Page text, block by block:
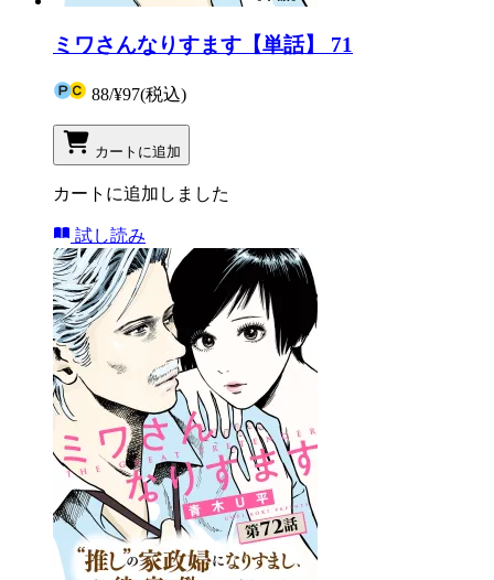
ミワさんなりすます【単話】 71
88/¥97(税込)
カートに追加
カートに追加しました
試し読み